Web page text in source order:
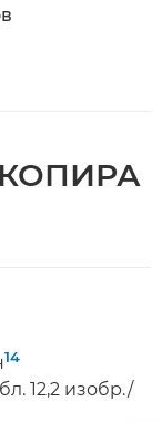
14
12,2 изобр./